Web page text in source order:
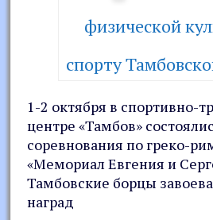
физической
спорту
1-2 октября в спортивно-
центре «Тамбов»
соревнования по греко-
«Мемориал Евгения и
Тамбовские борцы
наград